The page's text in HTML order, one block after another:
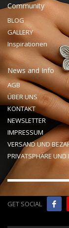
Community
BLOG
GALLERY
Inspirationen
News and Info
AGB
ÜBER UNS
KONTAKT
NEWSLETTER
IMPRESSUM
VERSAND UND
PRIVATSPHÄRE
GET SOCIAL